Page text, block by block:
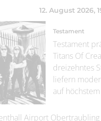
12. August 2026,
Testament
Testament
Titans Of
dreizehntes
liefern
auf
Airport Obertraubling